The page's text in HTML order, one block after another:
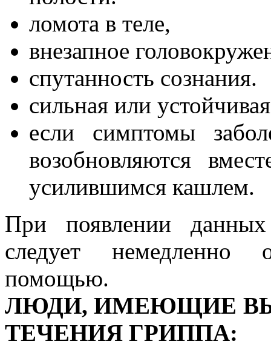
ломота в теле,
внезапное
спутанность сознания.
сильная или
если симптомы
возобновляются
усилившимся кашлем.
При появлении
следует немедленно
помощью.
ЛЮДИ, ИМЕЮЩИЕ
ТЕЧЕНИЯ ГРИППА: